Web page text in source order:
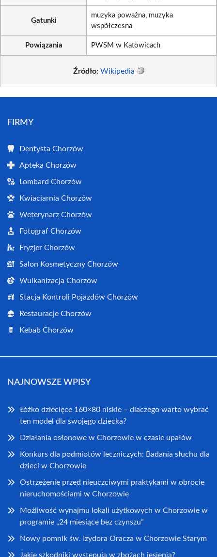
Gatunki
muzyka poważna, muzyka
współczesna
Powiązania PWSM w Katowicach
Źródło: Wikipedia
FIRMY
Dentysta Chorzów
Apteka Chorzów
Lombard Chorzów
Kwiaciarnia Chorzów
Weterynarz Chorzów
Fotograf Chorzów
Fryzjer Chorzów
Salon Kosmetyczny Chorzów
Wulkanizacja Chorzów
Stacja Kontroli Pojazdów Chorzów
Restauracje Chorzów
Kebab Chorzów
NAJNOWSZE WPISY
Łóżko dziecięce 160×80 niskie – dlaczego warto wybrać
ten model dla swojego dziecka?
Działania osłonowe w Chorzowie w czasie upałów
Konkurs dla podmiotów leczniczych: Badania słuchu dla
dzieci w Chorzowie
Ostrzeżenie przed nieuczciwymi praktykami w obrocie
nieruchomościami w Chorzowie
Możliwość wynajmu lokali użytkowych w Chorzowie w
programie „24 miesiące bez czynszu”
Nowy pomnik św. Izydora Oracza w Chorzowie Starym
Jakie szkodniki występują w zbożach jesienią?